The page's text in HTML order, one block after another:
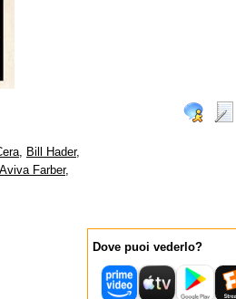
Dove puoi vederlo?
, Bill Hader,
Aviva Farber,